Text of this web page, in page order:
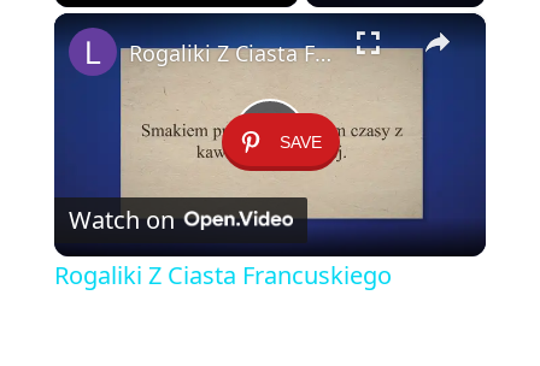
×
SAVE
P
l
Rogaliki Z Ciasta Francuskiego
Watch on
Rogaliki Z Ciasta Francuskiego